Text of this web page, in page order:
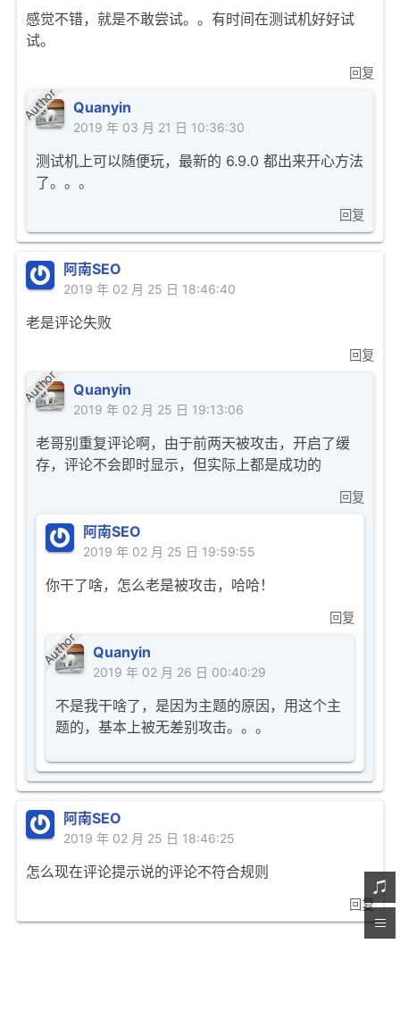
感觉不错，就是不敢尝试。。有时间在测试机好好试
试。
回复
Quanyin
Author
2019 年 03 月 21 日 10:36:30
测试机上可以随便玩，最新的 6.9.0 都出来开心方法
了。。。
回复
阿南SEO
2019 年 02 月 25 日 18:46:40
老是评论失败
回复
Quanyin
Author
2019 年 02 月 25 日 19:13:06
老哥别重复评论啊，由于前两天被攻击，开启了缓
存，评论不会即时显示，但实际上都是成功的
回复
阿南SEO
2019 年 02 月 25 日 19:59:55
你干了啥，怎么老是被攻击，哈哈！
回复
Quanyin
Author
2019 年 02 月 26 日 00:40:29
不是我干啥了，是因为主题的原因，用这个主
题的，基本上被无差别攻击。。。
阿南SEO
2019 年 02 月 25 日 18:46:25
怎么现在评论提示说的评论不符合规则
回复